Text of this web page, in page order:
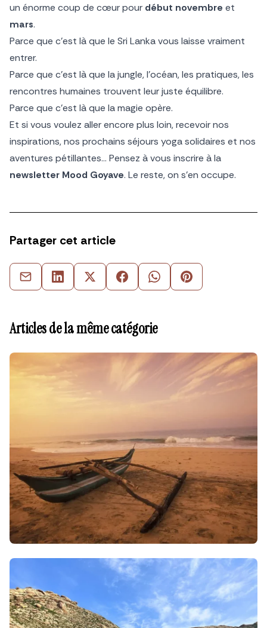
un énorme coup de cœur pour début novembre et
mars.
Parce que c’est là que le Sri Lanka vous laisse vraiment
entrer.
Parce que c’est là que la jungle, l’océan, les pratiques, les
rencontres humaines trouvent leur juste équilibre.
Parce que c’est là que la magie opère.
Et si vous voulez aller encore plus loin, recevoir nos
inspirations, nos prochains séjours yoga solidaires et nos
aventures pétillantes… Pensez à vous inscrire à la
newsletter Mood Goyave. Le reste, on s’en occupe.
Partager cet article
Articles de la même catégorie
• Envie d'évasion & inspiration
Quand partir au Sri Lanka ?